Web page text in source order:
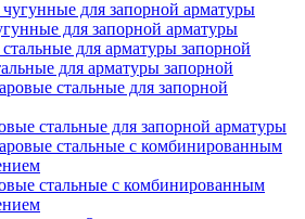
для запорной арматуры
для арматуры запорной
стальные для запорной арматуры
стальные с комбинированным